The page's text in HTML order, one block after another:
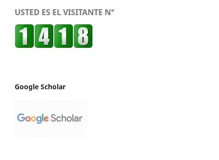
USTED ES EL VISITANTE N°
Google Scholar